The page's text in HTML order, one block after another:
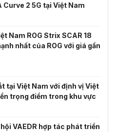
Curve 2 5G tại Việt Nam
Nam ROG Strix SCAR 18
nhất của ROG với giá gần
tại Việt Nam với định vị Việt
trọng điểm trong khu vực
VAEDR hợp tác phát triển